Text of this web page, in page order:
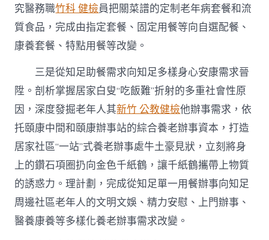
究醫務職竹科 健檢員把關菜譜的定制老年病套餐和流
質食品，完成由指定套餐、固定用餐等向自選配餐、
康養套餐、特點用餐等改變。
三是從知足助餐需求向知足多樣身心安康需求晉
陞。剖析掌握居家白叟“吃飯難”折射的多重社會性原
因，深度發掘老年人其新竹 公教健檢他辦事需求，依
托頤康中間和頤康辦事站的綜合養老辦事資本，打造
居家社區“一站”式養老辦事處牛土豪見狀，立刻將身
上的鑽石項圈扔向金色千紙鶴，讓千紙鶴攜帶上物質
的誘惑力。理計劃，完成從知足單一用餐辦事向知足
周邊社區老年人的文明文娛、精力安慰、上門辦事、
醫養康養等多樣化養老辦事需求改變。